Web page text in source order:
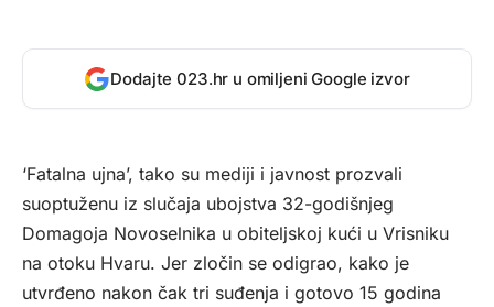
Dodajte 023.hr u omiljeni Google izvor
‘Fatalna ujna’, tako su mediji i javnost prozvali
suoptuženu iz slučaja ubojstva 32-godišnjeg
Domagoja Novoselnika u obiteljskoj kući u Vrisniku
na otoku Hvaru. Jer zločin se odigrao, kako je
utvrđeno nakon čak tri suđenja i gotovo 15 godina